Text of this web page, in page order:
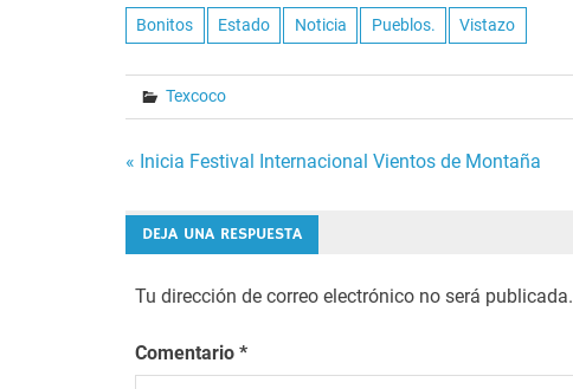
Bonitos Estado Noticia Pueblos. Vistazo
Texcoco
Navegación
de
entradas
« Inicia Festival Internacional Vientos de Montaña
DEJA UNA RESPUESTA
Tu dirección de correo electrónico no será publicada.
Comentario *